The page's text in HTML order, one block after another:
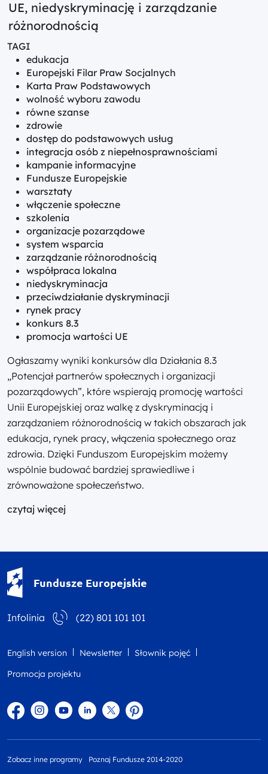
UE, niedyskryminację i zarządzanie
różnorodnością
TAGI
edukacja
Europejski Filar Praw Socjalnych
Karta Praw Podstawowych
wolność wyboru zawodu
równe szanse
zdrowie
dostęp do podstawowych usług
integracja osób z niepełnosprawnościami
kampanie informacyjne
Fundusze Europejskie
warsztaty
włączenie społeczne
szkolenia
organizacje pozarządowe
system wsparcia
zarządzanie różnorodnością
współpraca lokalna
niedyskryminacja
przeciwdziałanie dyskryminacji
rynek pracy
konkurs 8.3
promocja wartości UE
Ogłaszamy wyniki konkursów dla Działania 8.3
„Potencjał partnerów społecznych i organizacji
pozarządowych”, które wspierają promocję wartości
Unii Europejskiej oraz walkę z dyskryminacją i
zarządzaniem różnorodnością w takich obszarach jak
edukacja, rynek pracy, włączenia społecznego oraz
zdrowia. Dzięki Funduszom Europejskim możemy
wspólnie budować bardziej sprawiedliwe i
zrównoważone społeczeństwo.
czytaj więcej
Fundusze Europejskie
Infolinia (22) 801 101 101
English version Newsletter
Słownik pojęć
Promocja projektu
FacebookInstagram
YouTubeLinkedintwitterPinterest
Zobacz inne programy Poznaj Fundusze 2014-2020